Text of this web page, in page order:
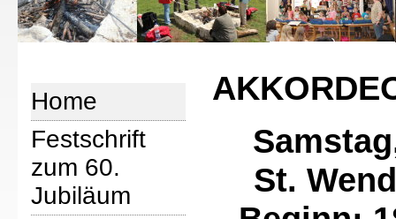
Home
Festschrift
zum 60.
Jubiläum
St.